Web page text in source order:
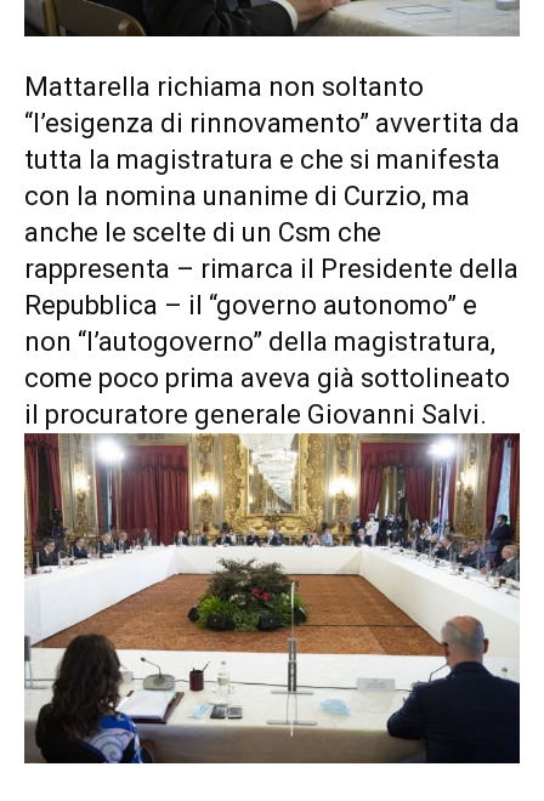
Mattarella richiama non soltanto
“l’esigenza di rinnovamento” avvertita da
tutta la magistratura e che si manifesta
con la nomina unanime di Curzio, ma
anche le scelte di un Csm che
rappresenta – rimarca il Presidente della
Repubblica – il “governo autonomo” e
non “l’autogoverno” della magistratura,
come poco prima aveva già sottolineato
il procuratore generale Giovanni Salvi.